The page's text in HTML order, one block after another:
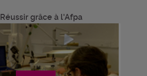
Réussir grâce à l'Afpa